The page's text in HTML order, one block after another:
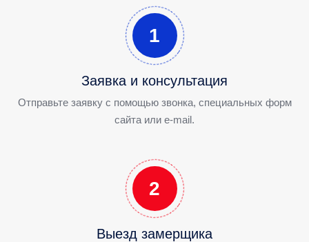
1
Заявка и консультация
Отправьте заявку с помощью звонка, специальных форм
сайта или e-mail.
2
Выезд замерщика